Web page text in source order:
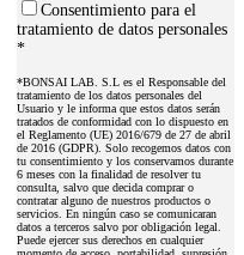
Consentimiento para el
tratamiento de datos personales
*
*BONSAI LAB. S.L es el Responsable del
tratamiento de los datos personales del
Usuario y le informa que estos datos serán
tratados de conformidad con lo dispuesto en
el Reglamento (UE) 2016/679 de 27 de abril
de 2016 (GDPR). Solo recogemos datos con
tu consentimiento y los conservamos durante
6 meses con la finalidad de resolver tu
consulta, salvo que decida comprar o
contratar alguno de nuestros productos o
servicios. En ningún caso se comunicaran
datos a terceros salvo por obligación legal.
Puede ejercer sus derechos en cualquier